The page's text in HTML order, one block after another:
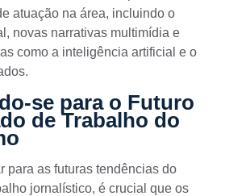
atuação na área, incluindo o
novas narrativas multimídia e
como a inteligência artificial e o
se para o Futuro
de Trabalho do
para as futuras tendências do
jornalístico, é crucial que os